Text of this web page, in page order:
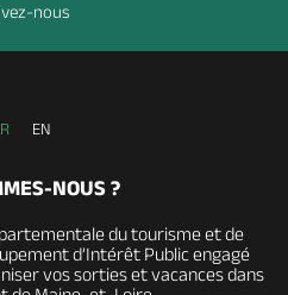
nous
EN
NOUS ?
du tourisme et de
d’Intérêt Public engagé
vos sorties et vacances dans